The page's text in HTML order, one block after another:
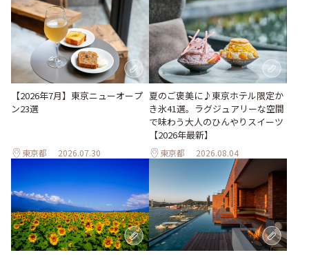
【2026年7月】東京ニューオープ
ン23選
東京都 2026.07.30
夏のご褒美に♪東京ホテル限定か
き氷41選。ラグジュアリーな空間
で味わう大人のひんやりスイーツ
【2026年最新】
東京都 2026.08.04